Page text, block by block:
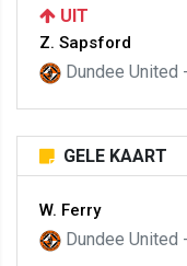
UIT
Z. Sapsford
Dundee United
GELE KAART
W. Ferry
Dundee